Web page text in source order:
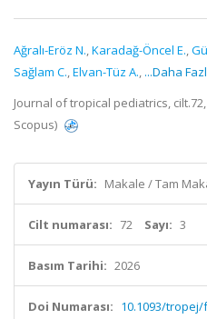
Ağralı-Eröz N.,Karadağ-Öncel E.,
Sağlam C.,Elvan-Tüz A., ...Daha
Journal of tropical pediatrics,
Scopus)
Yayın Türü: Makale / Tam
Cilt numarası: 72 Sayı: 3
Basım Tarihi: 2026
Doi Numarası: 10.1093/tropej/